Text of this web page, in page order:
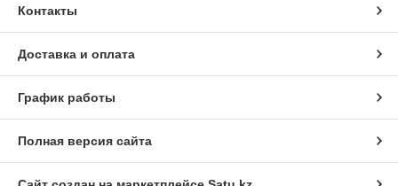
Контакты
Доставка и оплата
График работы
Полная версия сайта